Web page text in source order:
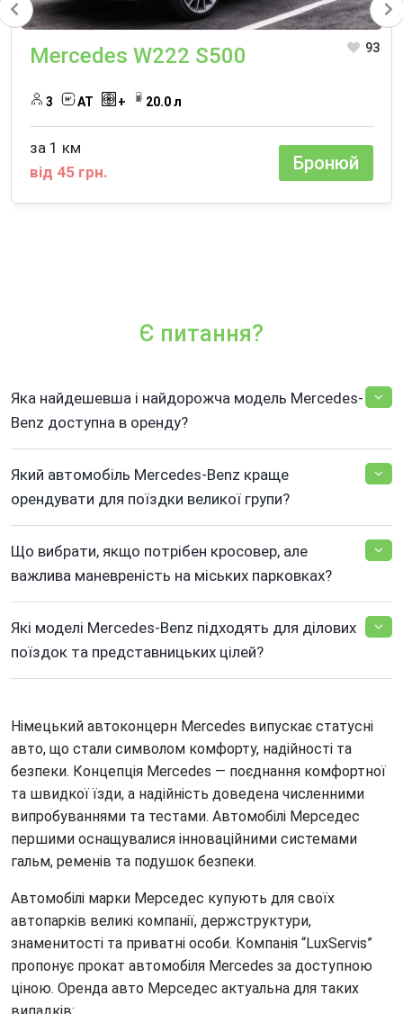
Mercedes W222 S500 93
3 АТ + 20.0 л
за 1 км
від 45 грн.
Бронюй
Є питання?
Яка найдешевша і найдорожча модель Mercedes-
Benz доступна в оренду?
Який автомобіль Mercedes-Benz краще
орендувати для поїздки великої групи?
Що вибрати, якщо потрібен кросовер, але
важлива маневреність на міських парковках?
Які моделі Mercedes-Benz підходять для ділових
поїздок та представницьких цілей?
Німецький автоконцерн Mercedes випускає статусні
авто, що стали символом комфорту, надійності та
безпеки. Концепція Mercedes — поєднання комфортної
та швидкої їзди, а надійність доведена численними
випробуваннями та тестами. Автомобілі Мерседес
першими оснащувалися інноваційними системами
гальм, ременів та подушок безпеки.
Автомобілі марки Мерседес купують для своїх
автопарків великі компанії, держструктури,
знаменитості та приватні особи. Компанія “LuxServis”
пропонує прокат автомобіля Mercedes за доступною
ціною. Оренда авто Мерседес актуальна для таких
випадків: